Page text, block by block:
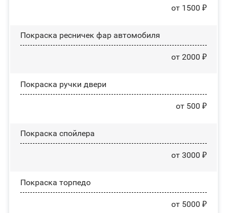
от 1500 ₽
Покраска ресничек фар автомобиля
от 2000 ₽
Покраска ручки двери
от 500 ₽
Покраска спойлера
от 3000 ₽
Покраска торпедо
от 5000 ₽